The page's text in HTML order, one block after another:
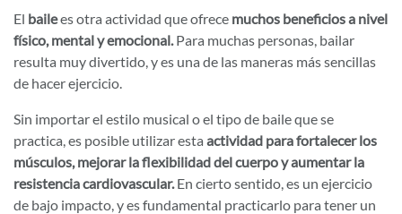
El bailees otra actividad que ofrece muchos beneficios a nivel
físico, mental y emocional.Para muchas personas, bailar
resulta muy divertido, y es una de las maneras más sencillas
de hacer ejercicio.
Sin importar el estilo musical o el tipo de baile que se
practica, es posible utilizar esta actividad para fortalecer los
músculos, mejorar la flexibilidad del cuerpo y aumentar la
resistencia cardiovascular.En cierto sentido, es un ejercicio
de bajo impacto, y es fundamental practicarlo para tener un